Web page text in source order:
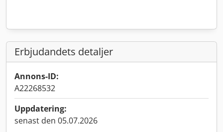
Erbjudandets detaljer
Annons-ID:
A22268532
Uppdatering:
senast den 05.07.2026